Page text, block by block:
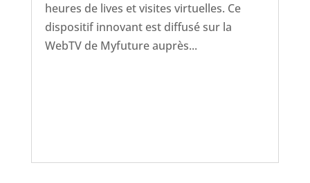
heures de lives et visites virtuelles. Ce
dispositif innovant est diffusé sur la
WebTV de Myfuture auprès...